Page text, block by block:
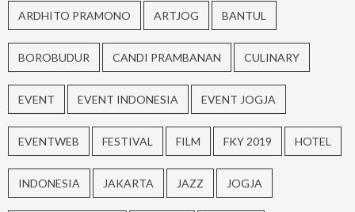
ARDHITO PRAMONO ARTJOG BANTUL
BOROBUDUR CANDI PRAMBANAN CULINARY
EVENT EVENT INDONESIA EVENT JOGJA
EVENTWEB FESTIVAL FILM FKY 2019 HOTEL
INDONESIA JAKARTA JAZZ JOGJA